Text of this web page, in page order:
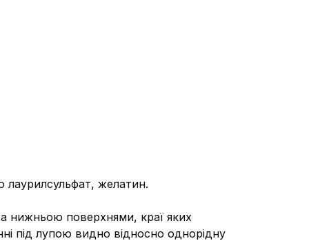
лаурилсульфат, желатин.
нижньою поверхнями, краї яких
під лупою видно відносно однорідну